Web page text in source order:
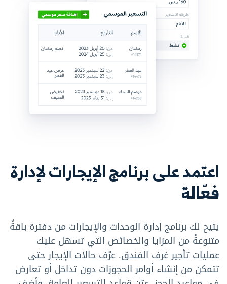
اعتمد على برنامج الإيجارات لإدارة
فعّالة
يتيح لك برنامج إدارة الوحدات والإيجارات من دفترة باقةً
متنوعةً من المزايا والخصائص التي تسهل عليك
عمليات تأجير غرف الفندق. عرّف حالات الإيجار حتى
تتمكن من إنشاء أوامر الحجوزات دون تداخل أو تعارض